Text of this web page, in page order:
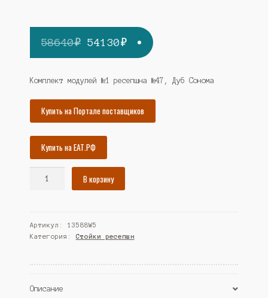
58640₽ Первоначальная
цена
составляла
58640₽.
54130₽Текущая
цена:
54130₽.
Комплект модулей №1 ресепшна №47, Дуб Сонома
Купить на Портале поставщиков
Купить на ЕАТ.РФ
"Компания"
№1
№47,
Сонома
В корзину
Артикул:13588W5
Категория: Стойки ресепшн
Описание